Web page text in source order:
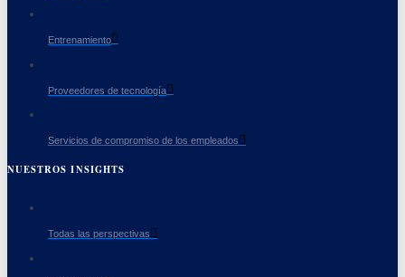
Entrenamiento
Proveedores de tecnología
Servicios de compromiso de los empleados
NUESTROS INSIGHTS
Todas las perspectivas